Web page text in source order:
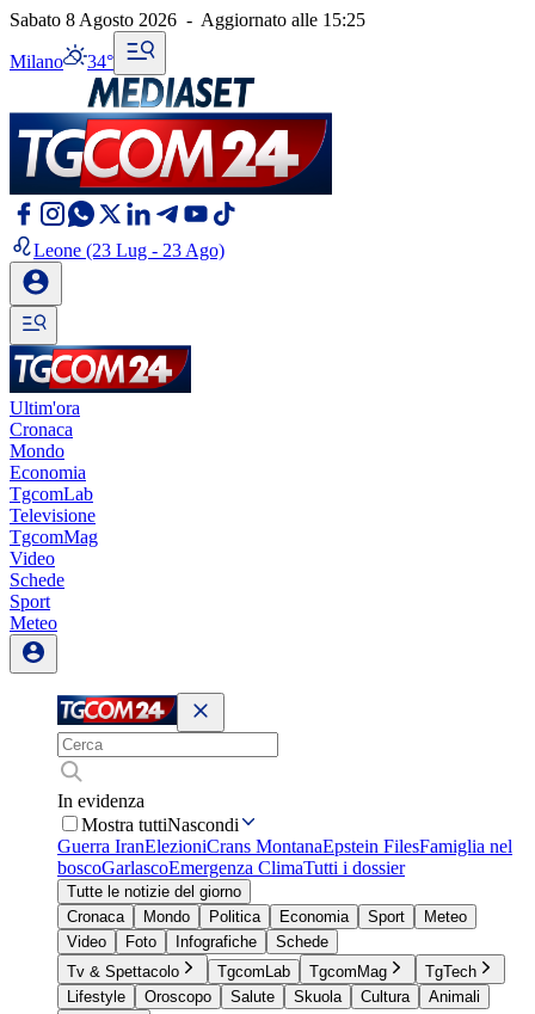
Sabato 8 Agosto 2026 - Aggiornato alle 15:25
Milano 34°
Leone (23 Lug - 23 Ago)
Ultim'ora
Cronaca
Mondo
Economia
TgcomLab
Televisione
TgcomMag
Video
Schede
Sport
Meteo
In evidenza
Mostra tuttiNascondi
Guerra IranElezioniCrans MontanaEpstein FilesFamiglia nel
boscoGarlascoEmergenza ClimaTutti i dossier
Tutte le notizie del giorno
Cronaca
Mondo Politica Economia Sport
Meteo
Video
Foto Infografiche
Schede
Tv & Spettacolo
TgcomLab TgcomMag
TgTech
Lifestyle
Oroscopo Salute Skuola Cultura
Animali